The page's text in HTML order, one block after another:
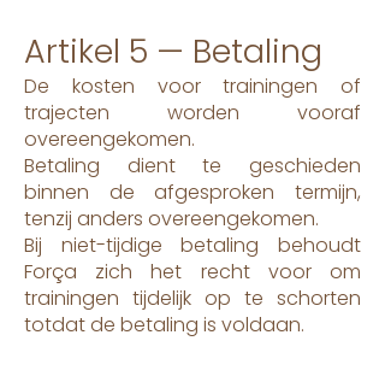
Artikel 5 — Betaling
De kosten voor trainingen of
trajecten worden vooraf
overeengekomen.
Betaling dient te geschieden
binnen de afgesproken termijn,
tenzij anders overeengekomen.
Bij niet-tijdige betaling behoudt
Força zich het recht voor om
trainingen tijdelijk op te schorten
totdat de betaling is voldaan.